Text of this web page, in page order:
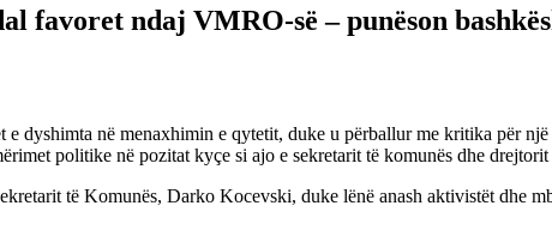
favoret ndaj VMRO-së – punëson
dyshimta në menaxhimin e qytetit, duke u përballur me kritika për
politike në pozitat kyçe si ajo e sekretarit të komunës dhe
të Komunës, Darko Kocevski, duke lënë anash aktivistët dhe